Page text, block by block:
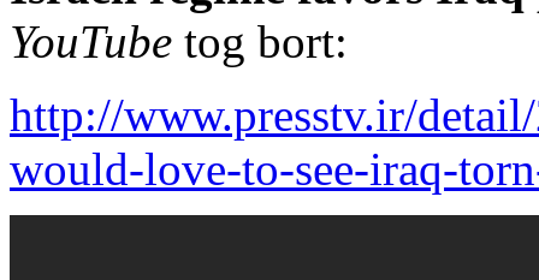
YouTube tog bort:
http://www.presstv.ir/
would-love-to-see-iraq-